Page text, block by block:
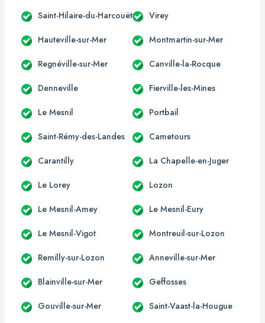
Saint-Hilaire-du-Harcouët Virey
Hauteville-sur-Mer Montmartin-sur-Mer
Regnéville-sur-Mer Canville-la-Rocque
Denneville Fierville-les-Mines
Le Mesnil Portbail
Saint-Rémy-des-Landes Cametours
Carantilly La Chapelle-en-Juger
Le Lorey Lozon
Le Mesnil-Amey Le Mesnil-Eury
Le Mesnil-Vigot Montreuil-sur-Lozon
Remilly-sur-Lozon Anneville-sur-Mer
Blainville-sur-Mer Geffosses
Gouville-sur-Mer Saint-Vaast-la-Hougue